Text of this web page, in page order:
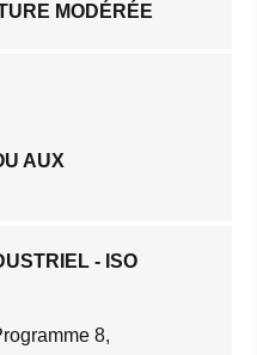
MODÉRÉE
AUX
- ISO
8,